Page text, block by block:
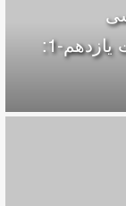
تئوریسین‌های سیاست خارجی دولت یازدهم-1: